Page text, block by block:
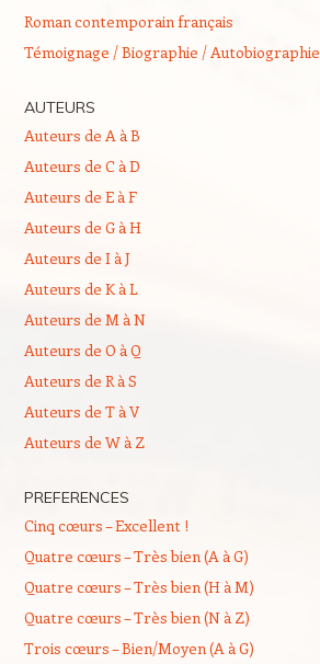
Roman contemporain français
Témoignage / Biographie / Autobiographie
AUTEURS
Auteurs de A à B
Auteurs de C à D
Auteurs de E à F
Auteurs de G à H
Auteurs de I à J
Auteurs de K à L
Auteurs de M à N
Auteurs de O à Q
Auteurs de R à S
Auteurs de T à V
Auteurs de W à Z
PREFERENCES
Cinq cœurs – Excellent !
Quatre cœurs – Très bien (A à G)
Quatre cœurs – Très bien (H à M)
Quatre cœurs – Très bien (N à Z)
Trois cœurs – Bien/Moyen (A à G)